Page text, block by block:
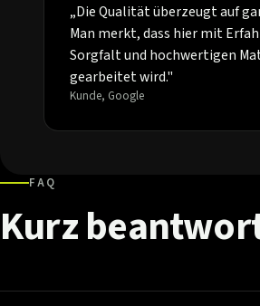
„Die Qualität überzeugt auf
Man merkt, dass hier mit
Sorgfalt und hochwertigen
gearbeitet wird."
Kunde, Google
FAQ
Kurz